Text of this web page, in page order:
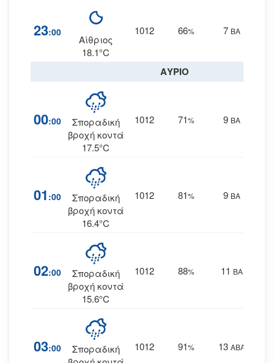
23:00
Αίθριος
18.1°C
1012 66% 7 ΒΑ
ΑΥΡΙΟ
00:00
Σποραδική
βροχή κοντά
17.5°C
1012 71% 9 ΒΑ
01 :00
Σποραδική
βροχή κοντά
16.4°C
1012 81% 9 ΒΑ
02:00
Σποραδική
βροχή κοντά
15.6°C
1012 88% 11 ΒΑ
03:00
Σποραδική
1012 91% 13 ΑΒΑ